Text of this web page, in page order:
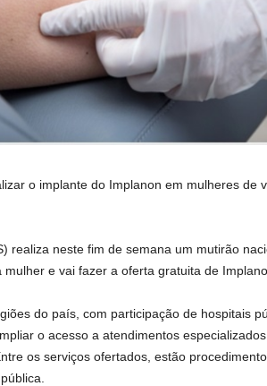
o implante do Implanon em mulheres de
realiza neste fim de semana um mutirão
e vai fazer a oferta gratuita de
do país, com participação de hospitais
o acesso a atendimentos
os serviços ofertados, estão